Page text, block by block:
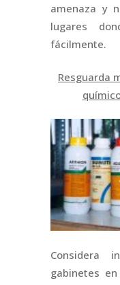
amenaza y
lugares
fácilmente.
Resguarda
Considera
gabinetes